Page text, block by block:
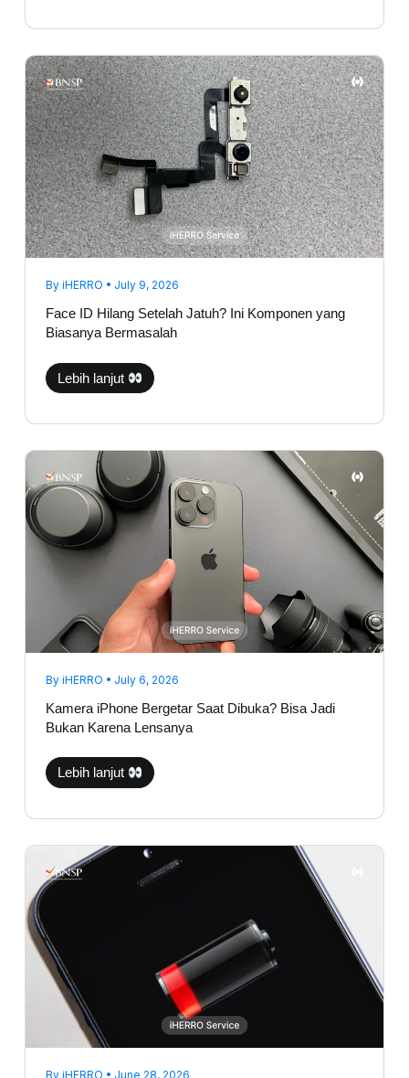
By iHERRO • July 9, 2026
Face ID Hilang Setelah Jatuh? Ini Komponen yang
Biasanya Bermasalah
Face
ID
Hilang
Setelah
Jatuh?
Ini
Komponen
yang
Biasanya
Bermasalah
Lebih lanjut
By iHERRO • July 6, 2026
Kamera iPhone Bergetar Saat Dibuka? Bisa Jadi
Bukan Karena Lensanya
Kamera
iPhone
Bergetar
Saat
Dibuka?
Jadi
Bukan
Karena
Lebih lanjut
By iHERRO • June 28, 2026
Semua
Baterai
Diagnosis
yang
Baik
dan
Benar